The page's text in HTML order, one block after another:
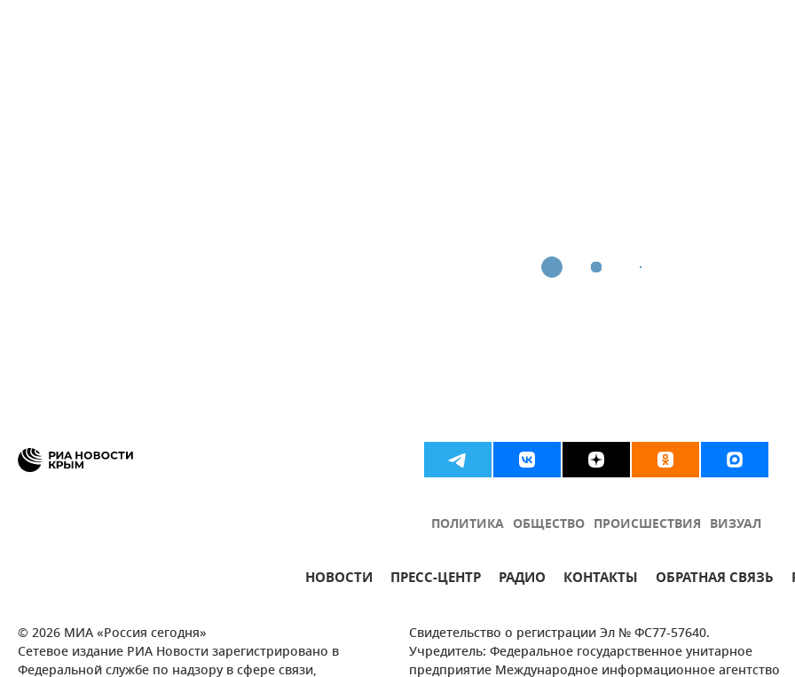
ПОЛИТИКА ОБЩЕСТВО ПРОИСШЕСТВИЯ ВИЗУАЛ
НОВОСТИ ПРЕСС-ЦЕНТР РАДИО КОНТАКТЫ ОБРАТНАЯ СВЯЗЬ
© 2026 МИА «Россия сегодня»
Сетевое издание РИА Новости зарегистрировано в
Федеральной службе по надзору в сфере связи,
Свидетельство о регистрации Эл № ФС77-57640.
Учредитель: Федеральное государственное унитарное
предприятие Международное информационное агентство